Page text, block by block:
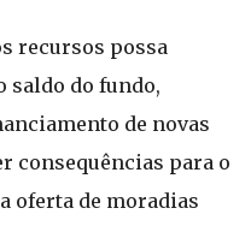
recursos possa
do fundo,
de novas
consequências para o
oferta de moradias